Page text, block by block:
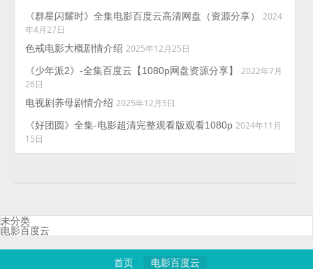
《群星闪耀时》全集电影百度云高清网盘（资源分享）
2024
年4月27日
色戒电影大概剧情介绍 2025年12月25日
《少年派2》-全集百度云【1080p网盘资源分享】
2022年7月
26日
电视剧养母剧情介绍 2025年12月5日
《好团圆》全集-电影超清完整观看版观看1080p 2024年11月
15日
未分类
电影百度云
首页 电影百度云